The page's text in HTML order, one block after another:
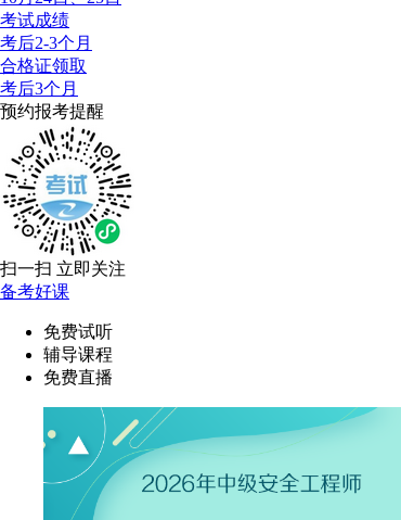
考试成绩
考后2-3个月
合格证领取
考后3个月
预约报考提醒
扫一扫 立即关注
备考好课
免费试听
辅导课程
免费直播